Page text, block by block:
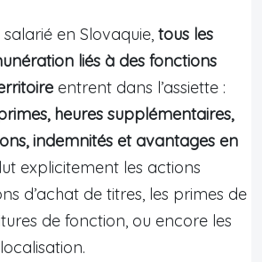
en Slovaquie, tous les
liés à des fonctions
entrent dans l’assiette :
heures supplémentaires,
indemnités et avantages en
explicitement les actions
d’achat de titres, les primes de
de fonction, ou encore les